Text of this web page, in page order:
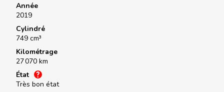
Année
2019
Cylindré
749 cm³
Kilométrage
27 070 km
État
Très bon état